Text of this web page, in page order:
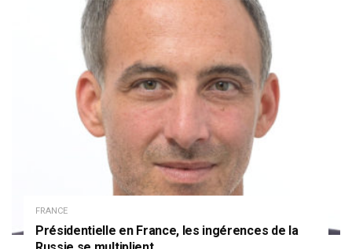
FRANCE
Présidentielle en France, les ingérences de la